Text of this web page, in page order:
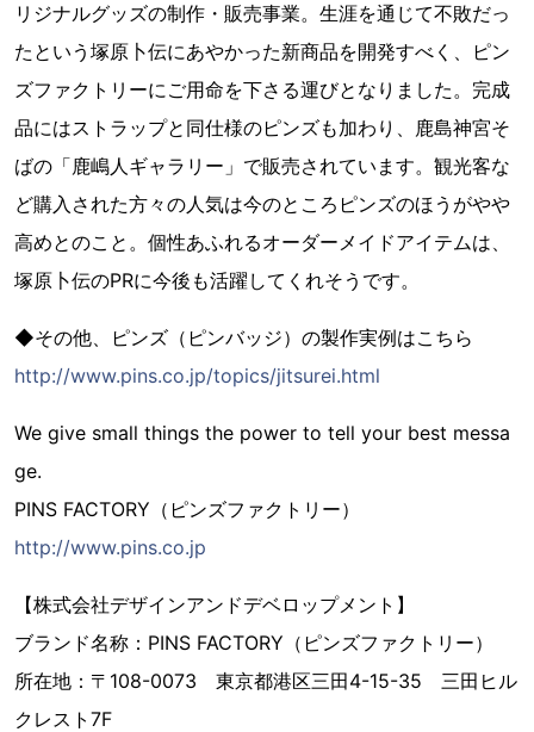
リジナルグッズの制作・販売事業。生涯を通じて不敗だっ
たという塚原卜伝にあやかった新商品を開発すべく、ピン
ズファクトリーにご用命を下さる運びとなりました。完成
品にはストラップと同仕様のピンズも加わり、鹿島神宮そ
ばの「鹿嶋人ギャラリー」で販売されています。観光客な
ど購入された方々の人気は今のところピンズのほうがやや
高めとのこと。個性あふれるオーダーメイドアイテムは、
塚原卜伝のPRに今後も活躍してくれそうです。
◆その他、ピンズ（ピンバッジ）の製作実例はこちら
http://www.pins.co.jp/topics/jitsurei.html
We give small things the power to tell your best messa
ge.
PINS FACTORY（ピンズファクトリー）
http://www.pins.co.jp
【株式会社デザインアンドデベロップメント】
ブランド名称：PINS FACTORY（ピンズファクトリー）
所在地：〒108-0073 東京都港区三田4-15-35 三田ヒル
クレスト7F